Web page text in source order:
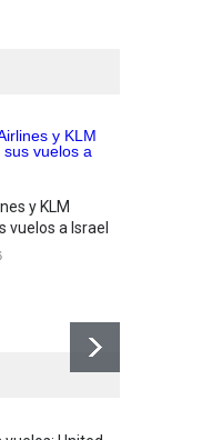
y KLM
vuelos a Israel